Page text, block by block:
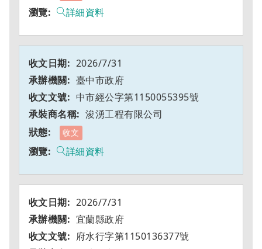
詳細資料
2026/7/31
臺中市政府
中市經公字第1150055395號
浚湧工程有限公司
收文
詳細資料
2026/7/31
宜蘭縣政府
府水行字第1150136377號